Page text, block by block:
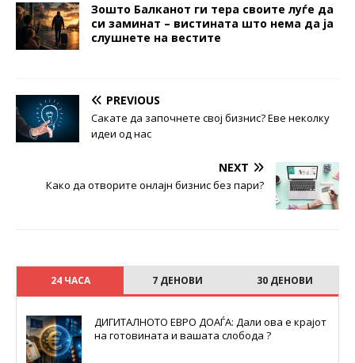
Зошто Балканот ги тера своите луѓе да
си заминат – вистината што нема да ја
слушнете на вестите
PREVIOUS
Сакате да започнете свој бизнис? Еве неколку
идеи од нас
NEXT
Кaко да отворите онлајн бизнис без пари?
24 ЧАСА 7 ДЕНОВИ 30 ДЕНОВИ
ДИГИТАЛНОТО ЕВРО ДОАЃА: Дали ова е крајот
на готовината и вашата слобода ?